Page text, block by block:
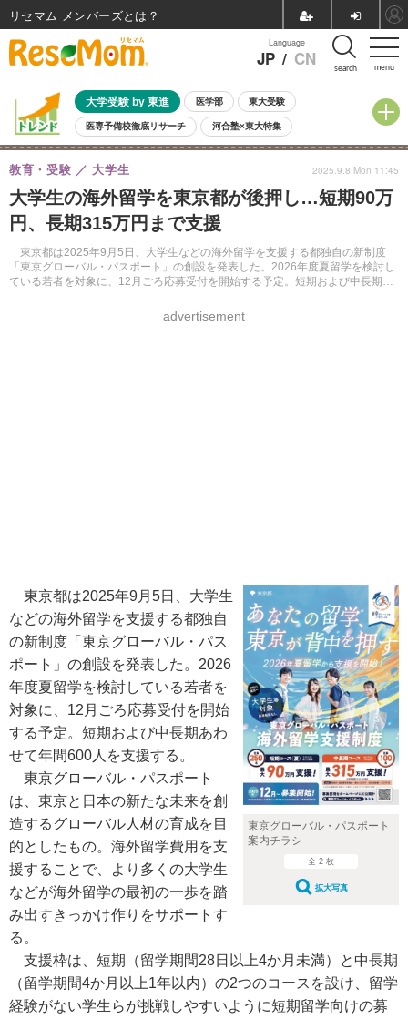
menu
Language
JP / CN search
大学受験 by 東進 医学部 東大受験
医専予備校徹底リサーチ 河合塾×東大特集
親子で考える大学選び 高校受験 中学受験 小学校受験
共通テスト 夏休み
8月開催イベント・WS 全国公立高校 過去問 人気記事
自由研究教材（小学生向け） 自由研究教材（中学生向け）
大学生の海外留学を東京都が後押し…短期90万
円、長期315万円まで支援
東京都は2025年9月5日、大学生などの海外留学を支援する都独自の新制度
「東京グローバル・パスポート」の創設を発表した。2026年度夏留学を検討し
ている若者を対象に、12月ごろ応募受付を開始する予定。短期および中長期あ
教育・受験 大学生
advertisement
2025.9.8 Mon 11:45
東京グローバル・パスポート
案内チラシ
全 2 枚
拡大写真
東京都は2025年9月5日、大学生
などの海外留学を支援する都独自
の新制度「東京グローバル・パス
ポート」の創設を発表した。2026
年度夏留学を検討している若者を
対象に、12月ごろ応募受付を開始
する予定。短期および中長期あわ
せて年間600人を支援する。
東京グローバル・パスポート
は、東京と日本の新たな未来を創
造するグローバル人材の育成を目
的としたもの。海外留学費用を支
援することで、より多くの大学生
などが海外留学の最初の一歩を踏
み出すきっかけ作りをサポートす
る。
支援枠は、短期（留学期間28日以上4か月未満）と中長期
（留学期間4か月以上1年以内）の2つのコースを設け、留学
経験がない学生らが挑戦しやすいように短期留学向けの募
リセマム メンバーズ